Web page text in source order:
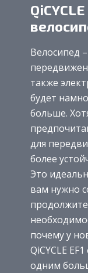
Велосипед
также
будет
больше.
для
более
Это
вам нужно
почему у
QiCYCLE
одним